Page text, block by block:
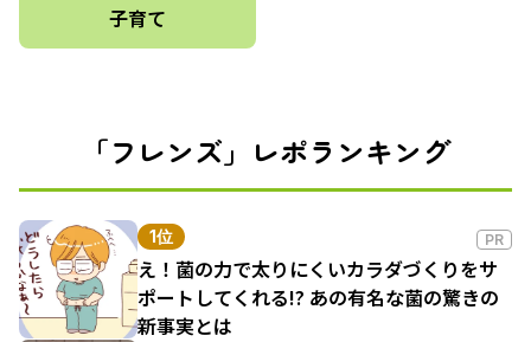
子育て
「フレンズ」レポランキング
1位 PR
え！菌の力で太りにくいカラダづくりをサ
ポートしてくれる!? あの有名な菌の驚きの
新事実とは